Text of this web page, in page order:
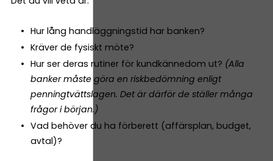
Hur lång handläggningstid har banken?
Kräver de fysiskt möte?
Hur ser deras rutiner för kundkännedom ut? (Alla
banker måste göra en riskbedömning enligt
penningtvättslagen. Det är därför de ställer många
frågor i början.)
Vad behöver du ha förberett (affärsplan, budget,
avtal)?